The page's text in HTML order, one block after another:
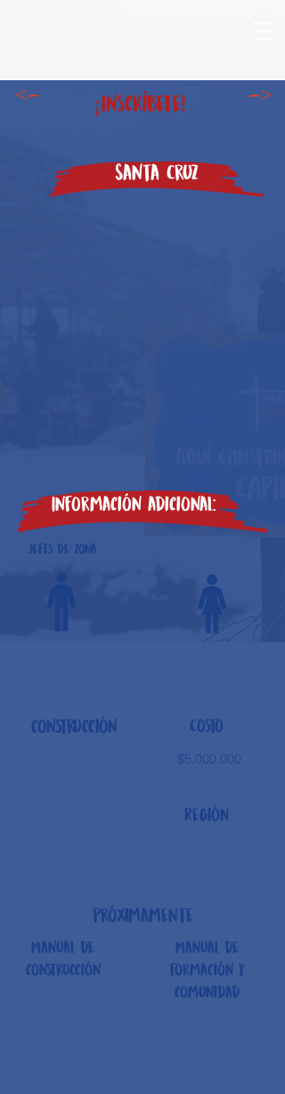
->
<- ¡Inscríbete!
Santa Cruz
Jefes de zona
construcción Costo
$5.000.000
Región
Información adicional:
próximamente
Manual de
construcción
Manual de
formación y
comunidad